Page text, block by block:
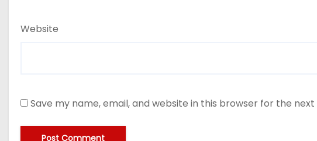
Website
Save my name, email, and website in this browser for the